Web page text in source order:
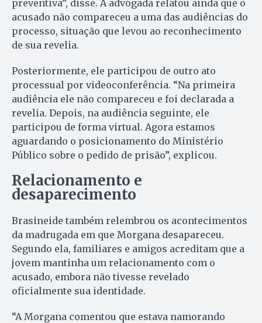
preventiva”, disse. A advogada relatou ainda que o
acusado não compareceu a uma das audiências do
processo, situação que levou ao reconhecimento
de sua revelia.
Posteriormente, ele participou de outro ato
processual por videoconferência. “Na primeira
audiência ele não compareceu e foi declarada a
revelia. Depois, na audiência seguinte, ele
participou de forma virtual. Agora estamos
aguardando o posicionamento do Ministério
Público sobre o pedido de prisão”, explicou.
Relacionamento e
desaparecimento
Brasineide também relembrou os acontecimentos
da madrugada em que Morgana desapareceu.
Segundo ela, familiares e amigos acreditam que a
jovem mantinha um relacionamento com o
acusado, embora não tivesse revelado
oficialmente sua identidade.
“A Morgana comentou que estava namorando